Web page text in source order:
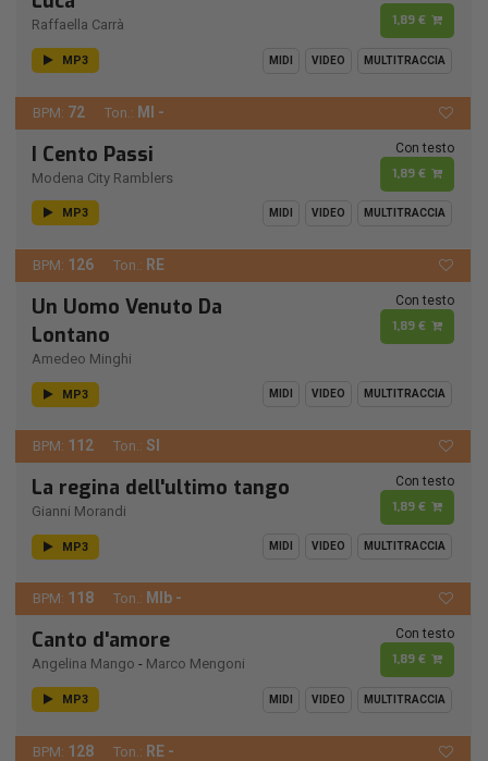
Raffaella Carrà 1,89 €
MP3 MIDI VIDEO MULTITRACCIA
BPM: 72 Ton.: MI -
I Cento Passi
Modena City Ramblers
Con testo
1,89 €
MP3 MIDI VIDEO MULTITRACCIA
BPM: 126 Ton.: RE
Un Uomo Venuto Da
Lontano
Amedeo Minghi
Con testo
1,89 €
MP3 MIDI VIDEO MULTITRACCIA
BPM: 112 Ton.: SI
La regina dell'ultimo tango
Gianni Morandi
Con testo
1,89 €
MP3 MIDI VIDEO MULTITRACCIA
BPM: 118 Ton.: MIb -
Canto d'amore
Angelina Mango - Marco Mengoni
Con testo
1,89 €
MP3 MIDI VIDEO MULTITRACCIA
BPM: 128 Ton.: RE -